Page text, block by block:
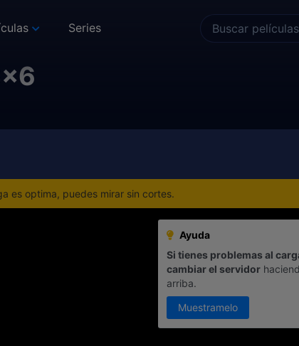
Series
es optima, puedes mirar sin cortes.
Ayuda
Si tienes problemas al
cambiar el servidor
arriba.
Muestramelo